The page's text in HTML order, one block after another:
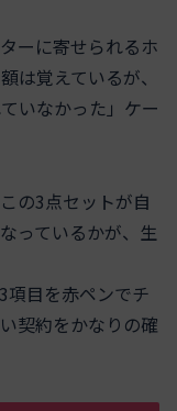
ーに寄せられるホ
は覚えているが、
いなかった」ケー
の3点セットが自
っているかが、生
項目を赤ペンでチ
契約をかなりの確